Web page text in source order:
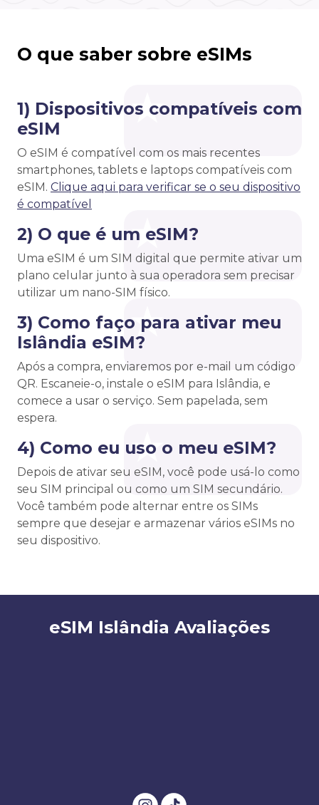
O que saber sobre eSIMs
1) Dispositivos compatíveis com
eSIM
O eSIM é compatível com os mais recentes
smartphones, tablets e laptops compatíveis com
eSIM. Clique aqui para verificar se o seu dispositivo
é compatível
2) O que é um eSIM?
Uma eSIM é um SIM digital que permite ativar um
plano celular junto à sua operadora sem precisar
utilizar um nano-SIM físico.
3) Como faço para ativar meu
Islândia eSIM?
Após a compra, enviaremos por e-mail um código
QR. Escaneie-o, instale o eSIM para Islândia, e
comece a usar o serviço. Sem papelada, sem
espera.
4) Como eu uso o meu eSIM?
Depois de ativar seu eSIM, você pode usá-lo como
seu SIM principal ou como um SIM secundário.
Você também pode alternar entre os SIMs
sempre que desejar e armazenar vários eSIMs no
seu dispositivo.
eSIM Islândia Avaliações